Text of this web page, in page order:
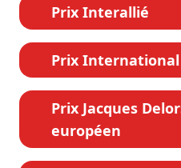
Prix Interallié
Prix International
Prix Jacques
européen